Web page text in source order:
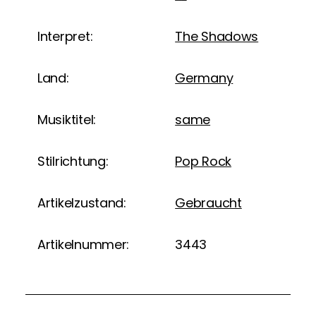
Interpret: The Shadows
Land: Germany
Musiktitel: same
Stilrichtung: Pop Rock
Artikelzustand: Gebraucht
Artikelnummer: 3443